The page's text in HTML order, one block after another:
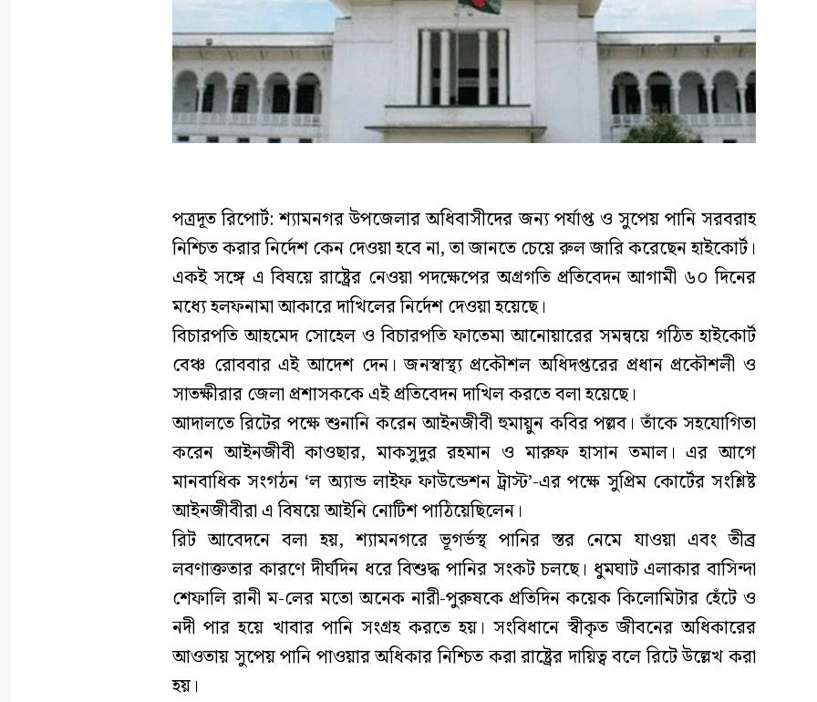
পত্রদূত রিপোর্ট: শ্যামনগর উপজেলার অধিবাসীদের জন্য পর্যাপ্ত ও সুপেয় পানি সরবরাহ
নিশ্চিত করার নির্দেশ কেন দেওয়া হবে না, তা জানতে চেয়ে রুল জারি করেছেন হাইকোর্ট।
একই সঙ্গে এ বিষয়ে রাষ্ট্রের নেওয়া পদক্ষেপের অগ্রগতি প্রতিবেদন আগামী ৬০ দিনের
মধ্যে হলফনামা আকারে দাখিলের নির্দেশ দেওয়া হয়েছে।
বিচারপতি আহমেদ সোহেল ও বিচারপতি ফাতেমা আনোয়ারের সমন্বয়ে গঠিত হাইকোর্ট
বেঞ্চ রোববার এই আদেশ দেন। জনস্বাস্থ্য প্রকৌশল অধিদপ্তরের প্রধান প্রকৌশলী ও
সাতক্ষীরার জেলা প্রশাসককে এই প্রতিবেদন দাখিল করতে বলা হয়েছে।
আদালতে রিটের পক্ষে শুনানি করেন আইনজীবী হুমায়ুন কবির পল্লব। তাঁকে সহযোগিতা
করেন আইনজীবী কাওছার, মাকসুদুর রহমান ও মারুফ হাসান তমাল। এর আগে
মানবাধিক সংগঠন ‘ল অ্যান্ড লাইফ ফাউন্ডেশন ট্রাস্ট’-এর পক্ষে সুপ্রিম কোর্টের সংশ্লিষ্ট
আইনজীবীরা এ বিষয়ে আইনি নোটিশ পাঠিয়েছিলেন।
রিট আবেদনে বলা হয়, শ্যামনগরে ভূগর্ভস্থ পানির স্তর নেমে যাওয়া এবং তীব্র
লবণাক্ততার কারণে দীর্ঘদিন ধরে বিশুদ্ধ পানির সংকট চলছে। ধুমঘাট এলাকার বাসিন্দা
শেফালি রানী ম-লের মতো অনেক নারী-পুরুষকে প্রতিদিন কয়েক কিলোমিটার হেঁটে ও
নদী পার হয়ে খাবার পানি সংগ্রহ করতে হয়। সংবিধানে স্বীকৃত জীবনের অধিকারের
আওতায় সুপেয় পানি পাওয়ার অধিকার নিশ্চিত করা রাষ্ট্রের দায়িত্ব বলে রিটে উল্লেখ করা
হয়।